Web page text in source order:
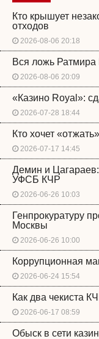
Кто крышует
отходов
2026-08-06 20:18
Вся ложь
2026-08-06 20:09
«Казино Royal»:
2026-07-28 18:44
Кто хочет
2026-07-17 14:45
Демин и
УФСБ КЧР
2026-06-26 10:03
Генпрокуратуру
Москвы
2026-06-26 10:00
Коррупционная
2026-06-24 15:54
Как два чекиста
2026-06-17 08:59
Обыск в сети